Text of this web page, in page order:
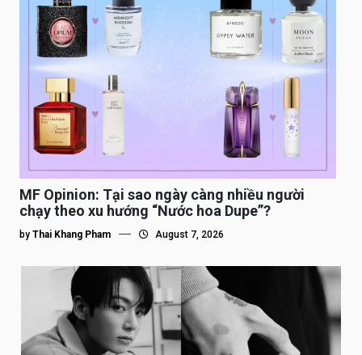
MF Opinion: Tại sao ngày càng nhiều người
chạy theo xu hướng “Nước hoa Dupe”?
by Thai Khang Pham August 7, 2026